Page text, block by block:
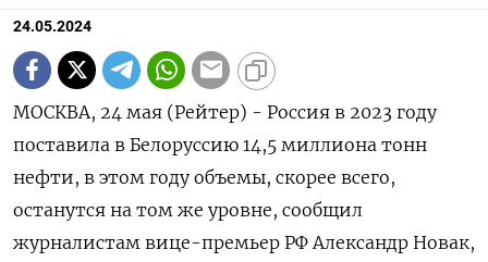
24.05.2024
МОСКВА, 24 мая (Рейтер) - Россия в 2023 году
поставила в Белоруссию 14,5 миллиона тонн
нефти, в этом году объемы, скорее всего,
останутся на том же уровне, сообщил
журналистам вице-премьер РФ Александр Новак,